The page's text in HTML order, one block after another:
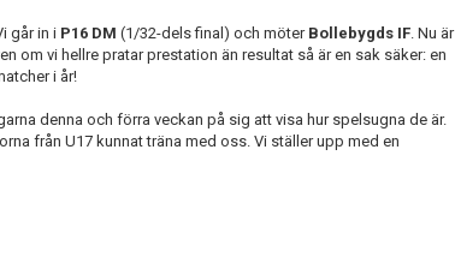
går in i P16 DM (1/32-dels final) och möter Bollebygds IF. Nu är
om vi hellre pratar prestation än resultat så är en sak säker: en
i år!
denna och förra veckan på sig att visa hur spelsugna de är.
från U17 kunnat träna med oss. Vi ställer upp med en